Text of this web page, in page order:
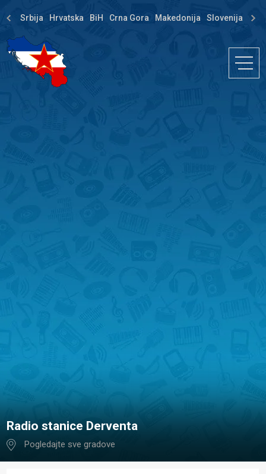
Srbija Hrvatska BiH Crna Gora Makedonija Slovenija
Radio stanice Derventa
Pogledajte sve gradove